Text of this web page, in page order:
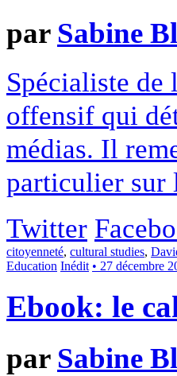
par Sabine
Spécialiste
offensif qui
médias. Il
particulier sur
Twitter
citoyenneté, cultural studies,
Education Inédit • 27 décembre
Ebook: le
par Sabine